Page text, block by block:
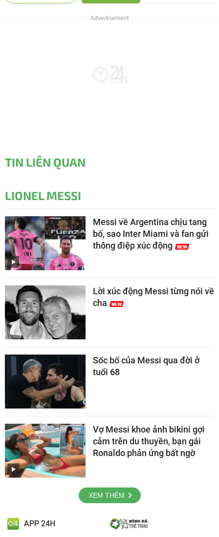
TIN LIÊN QUAN
LIONEL MESSI
Messi về Argentina chịu tang
bố, sao Inter Miami và fan gửi
thông điệp xúc động
Lời xúc động Messi từng nói về
cha
Sốc bố của Messi qua đời ở
tuổi 68
Vợ Messi khoe ảnh bikini gợi
cảm trên du thuyền, bạn gái
Ronaldo phản ứng bất ngờ
XEM THÊM
APP 24H